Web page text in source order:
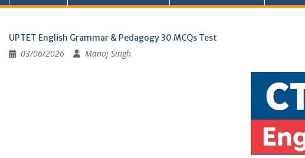
UPTET English Grammar & Pedagogy 30 MCQs Test
03/06/2026 Manoj Singh